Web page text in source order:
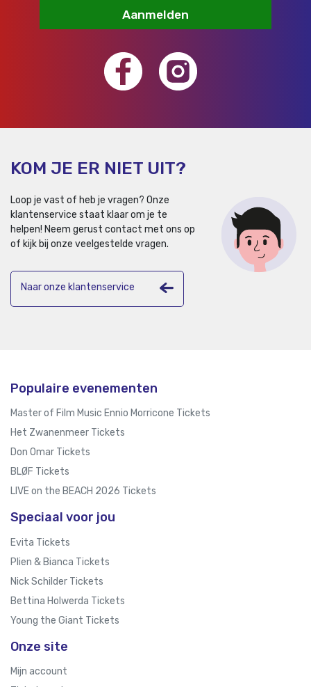
Aanmelden
KOM JE ER NIET UIT?
Loop je vast of heb je vragen? Onze
klantenservice staat klaar om je te
helpen! Neem gerust contact met ons op
of kijk bij onze veelgestelde vragen.
Naar onze klantenservice
Populaire evenementen
Master of Film Music Ennio Morricone Tickets
Het Zwanenmeer Tickets
Don Omar Tickets
BLØF Tickets
LIVE on the BEACH 2026 Tickets
Speciaal voor jou
Evita Tickets
Plien & Bianca Tickets
Nick Schilder Tickets
Bettina Holwerda Tickets
Young the Giant Tickets
Onze site
Mijn account